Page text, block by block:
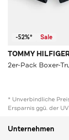
-52%* Sale
TOMMY
* Unverbindliche
Ersparnis ggü. der
Unternehmen